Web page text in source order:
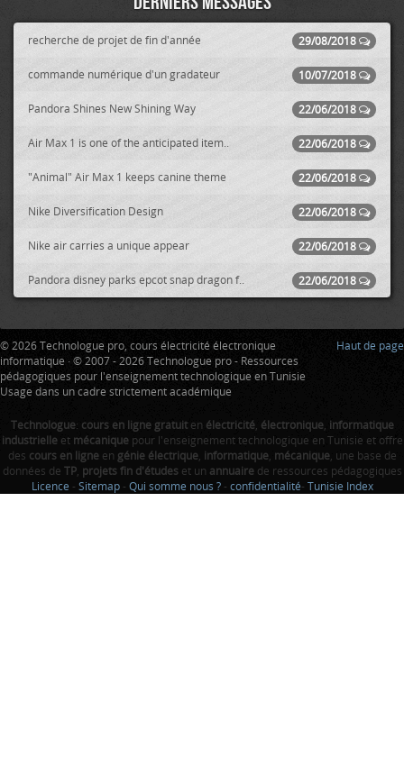
29/08/2018
recherche de projet de fin d'année
10/07/2018
commande numérique d'un gradateur
22/06/2018
Pandora Shines New Shining Way
22/06/2018
Air Max 1 is one of the anticipated item..
22/06/2018
"Animal" Air Max 1 keeps canine theme
22/06/2018
Nike Diversification Design
22/06/2018
Nike air carries a unique appear
22/06/2018
Pandora disney parks epcot snap dragon f..
Haut de page
© 2026 Technologue pro, cours électricité électronique
informatique · © 2007 - 2026 Technologue pro - Ressources
pédagogiques pour l'enseignement technologique en Tunisie
Usage dans un cadre strictement académique
Technologue: cours en ligne gratuiten électricité, électronique, informatique
industrielleet mécaniquepour l'enseignement technologique en Tunisie et offre
des cours en ligneen génie électrique, informatique, mécanique, une base de
données de TP, projets fin d'étudeset un annuairede ressources pédagogiques
Licence - Sitemap - Qui somme nous ? - confidentialité- Tunisie Index